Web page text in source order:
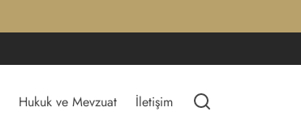
Hukuk ve Mevzuat İletişim